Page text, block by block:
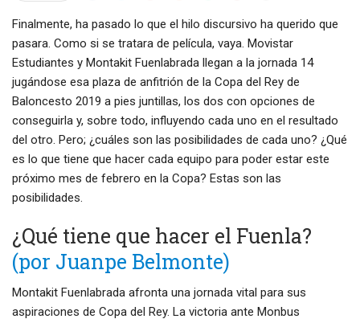
Finalmente, ha pasado lo que el hilo discursivo ha querido que
pasara. Como si se tratara de película, vaya. Movistar
Estudiantes y Montakit Fuenlabrada llegan a la jornada 14
jugándose esa plaza de anfitrión de la Copa del Rey de
Baloncesto 2019 a pies juntillas, los dos con opciones de
conseguirla y, sobre todo, influyendo cada uno en el resultado
del otro. Pero; ¿cuáles son las posibilidades de cada uno? ¿Qué
es lo que tiene que hacer cada equipo para poder estar este
próximo mes de febrero en la Copa? Estas son las
posibilidades.
¿Qué tiene que hacer el Fuenla?
(por Juanpe Belmonte)
Montakit Fuenlabrada afronta una jornada vital para sus
aspiraciones de Copa del Rey. La victoria ante Monbus